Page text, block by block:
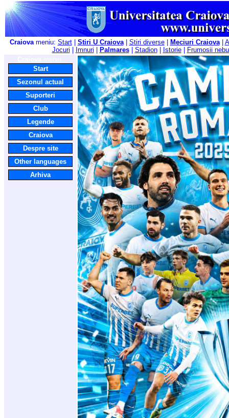
Craiovameniu: Start| Stiri U Craiova| Stiri diverse| Meciuri Craiova|
Jocuri
Imnuri Palmares| Stadion| Istorie|
Frumosii
Start
Sezonul actual
Suporteri
Club
Legende
Craiova
Despre site
Other languages
Arhiva